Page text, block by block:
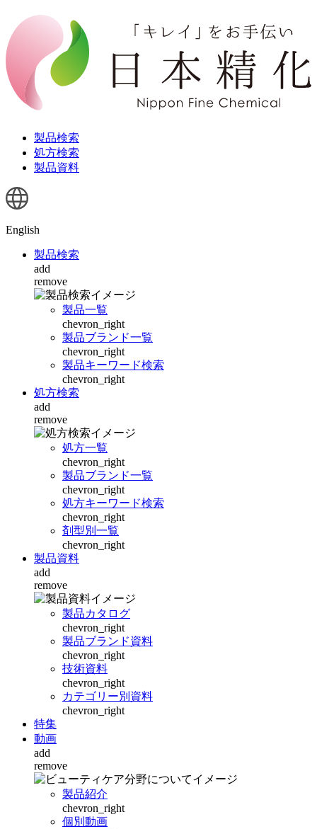
製品検索
処方検索
製品資料
English
製品検索
add
remove
製品一覧
chevron_right
製品ブランド一覧
chevron_right
製品キーワード検索
chevron_right
処方検索
add
remove
処方一覧
chevron_right
製品ブランド一覧
chevron_right
処方キーワード検索
chevron_right
剤型別一覧
chevron_right
製品資料
add
remove
製品カタログ
chevron_right
製品ブランド資料
chevron_right
技術資料
chevron_right
カテゴリー別資料
chevron_right
特集
動画
add
remove
製品紹介
chevron_right
個別動画